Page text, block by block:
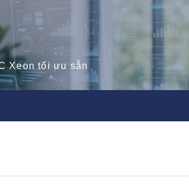
Xeon tối ưu sẵn